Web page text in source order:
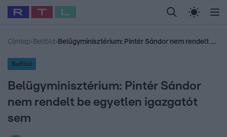
Legfrissebb RTL Híradó Randi Celeb vagyok,
Babits Marcella Most Wanted Gallusz
Címlap› Belföld › Belügyminisztérium: Pintér Sándor nem rendelt be egyetlen igazgatót sem
Belföld
Belügyminisztérium: Pintér Sándor
nem rendelt be egyetlen igazgatót
sem